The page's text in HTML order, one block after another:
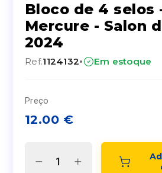
Bloco de 4 selos
Mercure - Salon
2024
Ref.1124132· Em estoque
Preço
12.00 €